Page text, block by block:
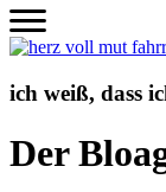
Zum
Inhalt
wechseln
ich weiß, dass
Der